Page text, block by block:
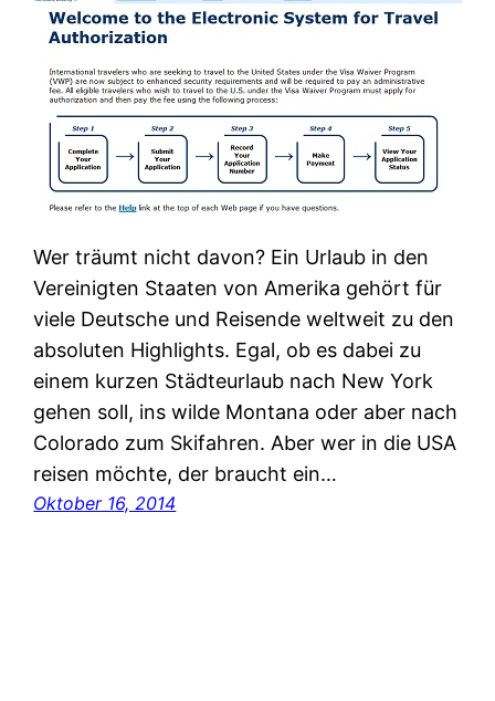
Wer träumt nicht davon? Ein Urlaub in den
Vereinigten Staaten von Amerika gehört für
viele Deutsche und Reisende weltweit zu den
absoluten Highlights. Egal, ob es dabei zu
einem kurzen Städteurlaub nach New York
gehen soll, ins wilde Montana oder aber nach
Colorado zum Skifahren. Aber wer in die USA
reisen möchte, der braucht ein…
Oktober 16, 2014